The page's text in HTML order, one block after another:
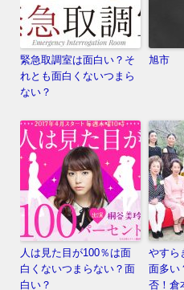
緊急取調室は面白い？そ
れとも面白くないつまら
ない？
旭市
人は見た目が100％は面
白くないつまらない？面
白い？
やすら
面多い
否！倉